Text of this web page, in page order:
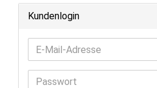
Kundenlogin
E-
Mail-
Adresse
Passwort